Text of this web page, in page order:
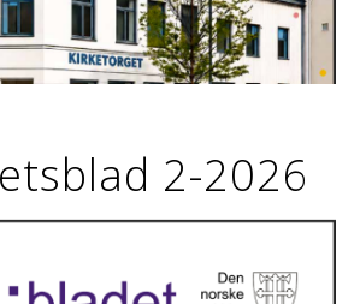
2-2026